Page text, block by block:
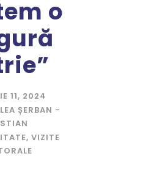
o
11, 2024
ȘERBAN -
, VIZITE